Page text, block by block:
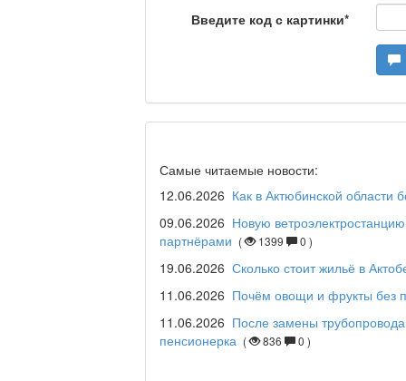
Станем чемпионами
Дәрігер не айтады?
Maslihat LIVE
Отчётная встреча
қаласы әкімінің
Введите код с картинки*
Самые читаемые новости:
12.06.2026 Как в Актюбинской области
09.06.2026 Новую
партнёрами ( 1399 0 )
19.06.2026 Сколько стоит жильё в
11.06.2026 Почём овощи и фрукты без
11.06.2026 После замены
пенсионерка ( 836 0 )